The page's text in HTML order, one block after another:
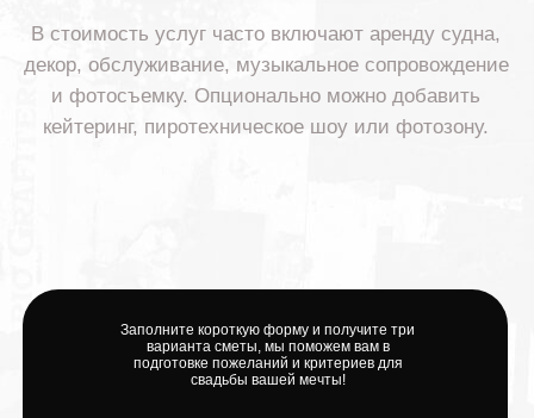
Заполните короткую форму и получите три
варианта сметы, мы поможем вам в
подготовке пожеланий и критериев для
свадьбы вашей мечты!